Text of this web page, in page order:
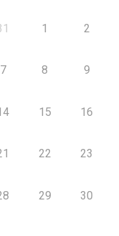
1 2
7 8 9
15 16
22 23
29 30